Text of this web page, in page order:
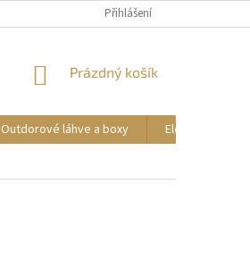
OBCHODNÍ PODMÍNKY
Přihlášení
NÁKUPNÍ
Prázdný košík
Outdorové láhve a boxy
Elektrické